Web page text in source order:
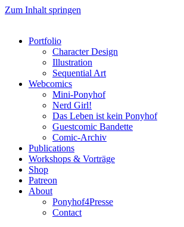
Zum Inhalt springen
Portfolio
Character Design
Illustration
Sequential Art
Webcomics
Mini-Ponyhof
Nerd Girl!
Das Leben ist kein Ponyhof
Guestcomic Bandette
Comic-Archiv
Publications
Workshops & Vorträge
Shop
Patreon
About
Ponyhof4Presse
Contact